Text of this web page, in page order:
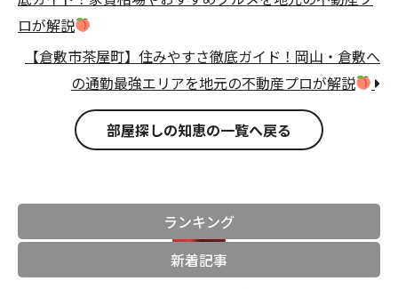
ロが解説
【倉敷市茶屋町】住みやすさ徹底ガイド！岡山・倉敷へ
の通勤最強エリアを地元の不動産プロが解説
部屋探しの知恵の一覧へ戻る
ランキング
新着記事